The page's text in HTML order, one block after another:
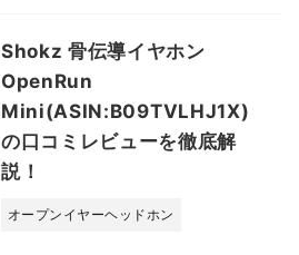
Shokz 骨伝導イヤホン
OpenRun
Mini(ASIN:B09TVLHJ1X)
の口コミレビューを徹底解
説！
オープンイヤーヘッドホン